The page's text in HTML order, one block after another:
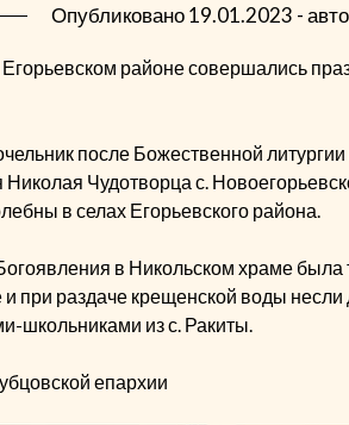
Опубликовано19.01.2023 -
Егорьевском районе совершались
после Божественной
Николая Чудотворца с.
в селах Егорьевского района.
в Никольском храме
при раздаче крещенской воды несли
школьниками из с. Ракиты.
епархии